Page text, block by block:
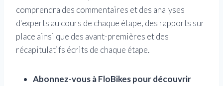
comprendra des commentaires et des analyses
d'experts au cours de chaque étape, des rapports sur
place ainsi que des avant-premières et des
récapitulatifs écrits de chaque étape.
Abonnez-vous à FloBikes pour découvrir